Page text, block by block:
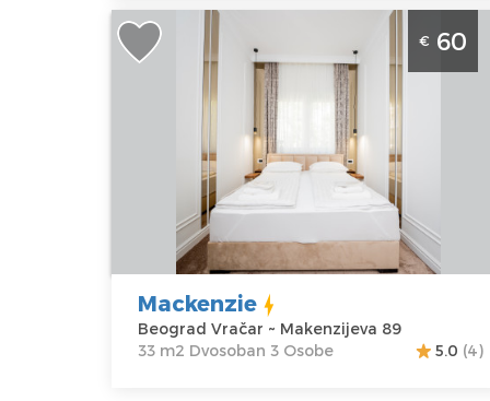
Dvosoban Apartman Mackenzie
Beograd Vračar je lepo uredjen stan na
dan za 3 osobe na Vracaru
Adresa:
Makenzijeva
Cena60 €
Gosti:3
Kvadratura :
m2
Struktura :
Dvosoban
€ 60
Mackenzie
Beograd Vračar ~ Makenzijeva 89
33 m2 Dvosoban 3 Osobe
5.0 (4)